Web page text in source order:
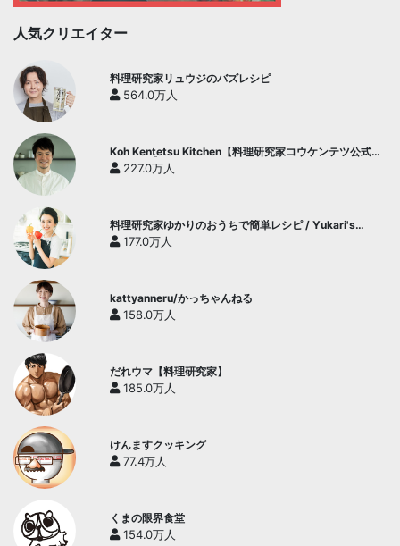
人気クリエイター
料理研究家リュウジのバズレシピ
564.0万人
Koh Kentetsu Kitchen【料理研究家コウケンテツ公式チ
ャンネル】
227.0万人
料理研究家ゆかりのおうちで簡単レシピ / Yukari's
Kitchen
177.0万人
kattyanneru/かっちゃんねる
158.0万人
だれウマ【料理研究家】
185.0万人
けんますクッキング
77.4万人
くまの限界食堂
154.0万人